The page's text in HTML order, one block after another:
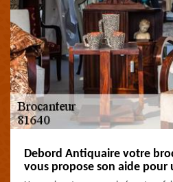
Debord Antiquaire votre
vous propose son aide pour